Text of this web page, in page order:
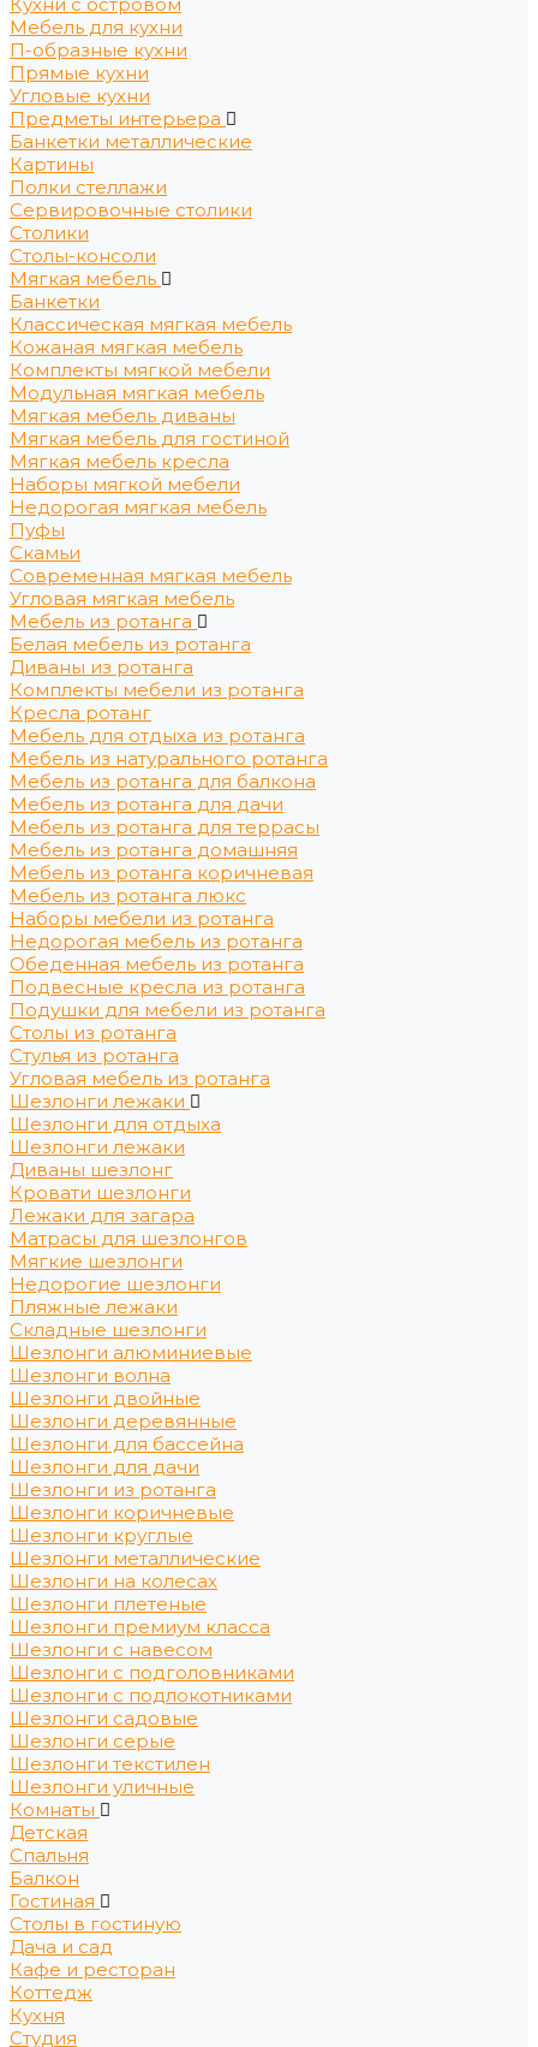
Мебель для кухни
П-образные кухни
Прямые кухни
Угловые кухни
Предметы интерьера
Банкетки металлические
Картины
Полки стеллажи
Сервировочные столики
Столики
Столы-консоли
Мягкая мебель
Банкетки
Классическая мягкая мебель
Кожаная мягкая мебель
Комплекты мягкой мебели
Модульная мягкая мебель
Мягкая мебель диваны
Мягкая мебель для гостиной
Мягкая мебель кресла
Наборы мягкой мебели
Недорогая мягкая мебель
Пуфы
Скамьи
Современная мягкая мебель
Угловая мягкая мебель
Мебель из ротанга
Белая мебель из ротанга
Диваны из ротанга
Комплекты мебели из ротанга
Кресла ротанг
Мебель для отдыха из ротанга
Мебель из натурального ротанга
Мебель из ротанга для балкона
Мебель из ротанга для дачи
Мебель из ротанга для террасы
Мебель из ротанга домашняя
Мебель из ротанга коричневая
Мебель из ротанга люкс
Наборы мебели из ротанга
Недорогая мебель из ротанга
Обеденная мебель из ротанга
Подвесные кресла из ротанга
Подушки для мебели из ротанга
Столы из ротанга
Стулья из ротанга
Угловая мебель из ротанга
Шезлонги лежаки
Шезлонги для отдыха
Шезлонги лежаки
Диваны шезлонг
Кровати шезлонги
Лежаки для загара
Матрасы для шезлонгов
Мягкие шезлонги
Недорогие шезлонги
Пляжные лежаки
Складные шезлонги
Шезлонги алюминиевые
Шезлонги волна
Шезлонги двойные
Шезлонги деревянные
Шезлонги для бассейна
Шезлонги для дачи
Шезлонги из ротанга
Шезлонги коричневые
Шезлонги круглые
Шезлонги металлические
Шезлонги на колесах
Шезлонги плетеные
Шезлонги премиум класса
Шезлонги с навесом
Шезлонги с подголовниками
Шезлонги с подлокотниками
Шезлонги садовые
Шезлонги серые
Шезлонги текстилен
Шезлонги уличные
Комнаты
Детская
Спальня
Балкон
Гостиная
Столы в гостиную
Дача и сад
Кафе и ресторан
Коттедж
Кухня
Студия